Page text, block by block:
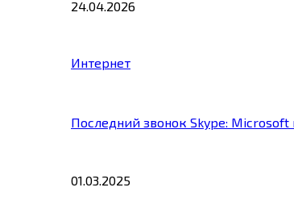
24.04.2026
Интернет
Последний звонок Skype: Microsoft
01.03.2025